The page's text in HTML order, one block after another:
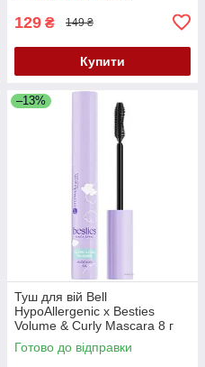
129 ₴ 149 ₴
Купити
–13%
Туш для вій Bell
HypoAllergenic x Besties
Volume & Curly Mascara 8 г
Готово до відправки